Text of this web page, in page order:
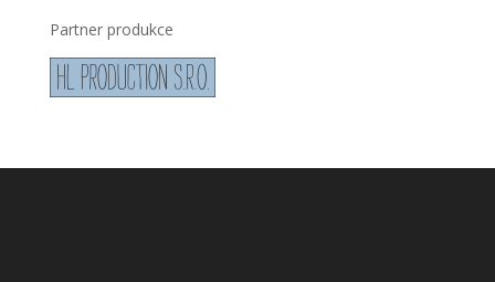
Partner produkce